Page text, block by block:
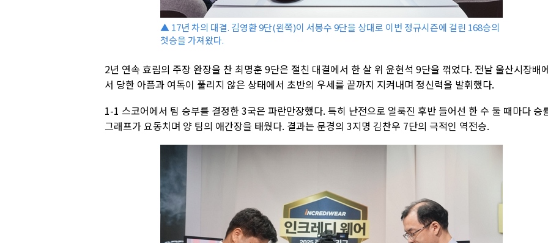
▲ 17년 차의 대결. 김영환 9단(왼쪽)이 서봉수 9단을 상대로 이번 정규시즌에 걸린 168승의
첫승을 가져왔다.
2년 연속 효림의 주장 완장을 찬 최명훈 9단은 절친 대결에서 한 살 위 윤현석 9단을 꺾었다. 전날 울산시장배
서 당한 아픔과 여독이 풀리지 않은 상태에서 초반의 우세를 끝까지 지켜내며 정신력을 발휘했다.
1-1 스코어에서 팀 승부를 결정한 3국은 파란만장했다. 특히 난전으로 얼룩진 후반 들어선 한 수 둘 때마다 승
그래프가 요동치며 양 팀의 애간장을 태웠다. 결과는 문경의 3지명 김찬우 7단의 극적인 역전승.